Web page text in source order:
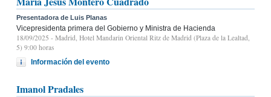
Presentadora de Luis Planas
Vicepresidenta primera del Gobierno y Ministra de Hacienda
18/09/2025 - Madrid, Hotel Mandarin Oriental Ritz de Madrid (Plaza de la Lealtad,
5) 9:00 horas
Información del evento
Imanol Pradales